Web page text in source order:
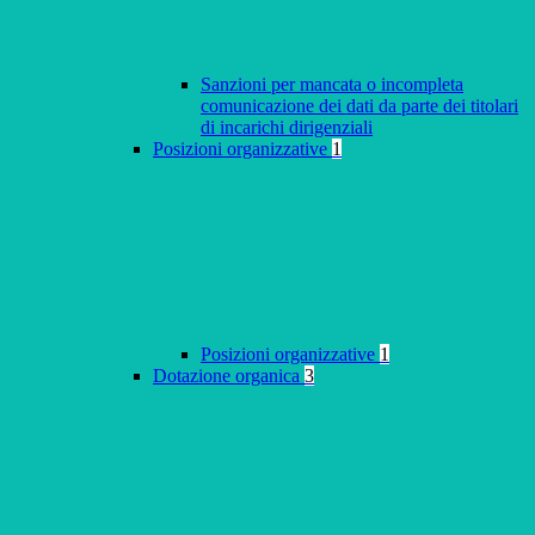
Sanzioni per mancata o incompleta
comunicazione dei dati da parte dei titolari
di incarichi dirigenziali
Posizioni organizzative 1
Posizioni organizzative 1
Dotazione organica 3